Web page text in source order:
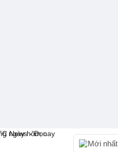
Mới nhất